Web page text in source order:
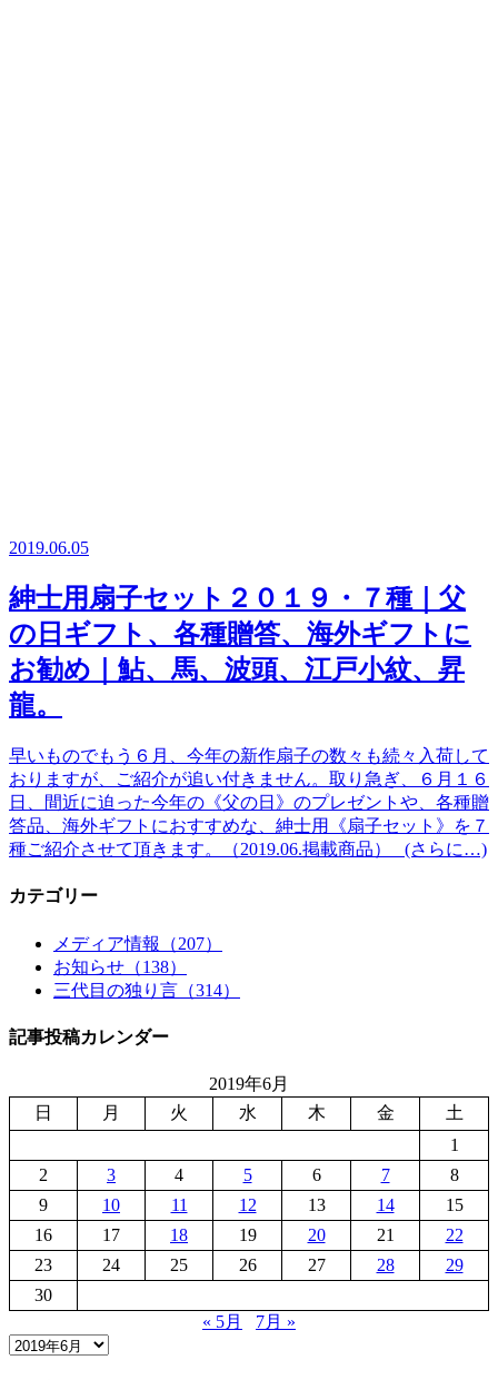
2019.06.05
紳士用扇子セット２０１９・７種｜父
の日ギフト、各種贈答、海外ギフトに
お勧め｜鮎、馬、波頭、江戸小紋、昇
龍。
早いものでもう６月、今年の新作扇子の数々も続々入荷して
おりますが、ご紹介が追い付きません。取り急ぎ、６月１６
日、間近に迫った今年の《父の日》のプレゼントや、各種贈
答品、海外ギフトにおすすめな、紳士用《扇子セット》を７
種ご紹介させて頂きます。（2019.06.掲載商品） (さらに…)
カテゴリー
メディア情報（207）
お知らせ（138）
三代目の独り言（314）
記事投稿カレンダー
2019年6月
日
月 火 水 木 金
土
1
2
3 4 5 6 7
8
9
10 11 12 13 14
15
16
17 18 19 20 21
22
23
24 25 26 27 28
29
30
« 5月
7月 »